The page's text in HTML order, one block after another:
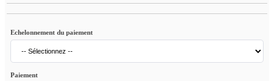
Echelonnement du paiement
Paiement